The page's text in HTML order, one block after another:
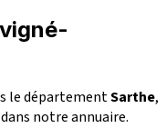
le départementSarthe,
notre annuaire.